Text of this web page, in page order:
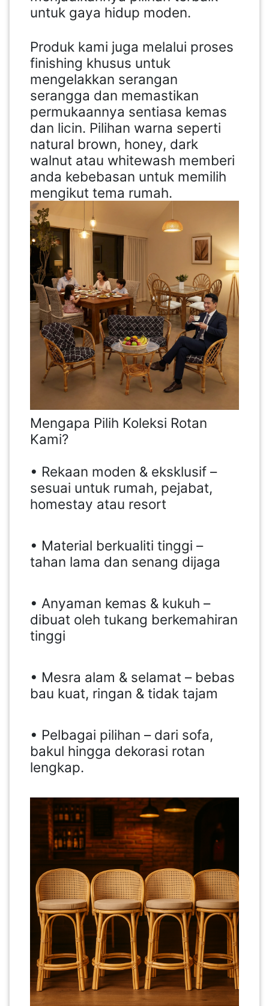
untuk gaya hidup moden.
Produk kami juga melalui proses
finishing khusus untuk
mengelakkan serangan
serangga dan memastikan
permukaannya sentiasa kemas
dan licin. Pilihan warna seperti
natural brown, honey, dark
walnut atau whitewash memberi
anda kebebasan untuk memilih
mengikut tema rumah.
Mengapa Pilih Koleksi Rotan
Kami?
• Rekaan moden & eksklusif –
sesuai untuk rumah, pejabat,
homestay atau resort
• Material berkualiti tinggi –
tahan lama dan senang dijaga
• Anyaman kemas & kukuh –
dibuat oleh tukang berkemahiran
tinggi
• Mesra alam & selamat – bebas
bau kuat, ringan & tidak tajam
• Pelbagai pilihan – dari sofa,
bakul hingga dekorasi rotan
lengkap.